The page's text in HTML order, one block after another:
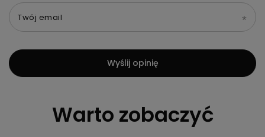
Twój email
Wyślij opinię
Warto zobaczyć